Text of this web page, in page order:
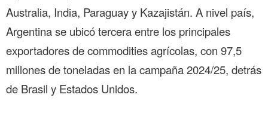
Australia, India, Paraguay y Kazajistán. A nivel país,
Argentina se ubicó tercera entre los principales
exportadores de commodities agrícolas, con 97,5
millones de toneladas en la campaña 2024/25, detrás
de Brasil y Estados Unidos.